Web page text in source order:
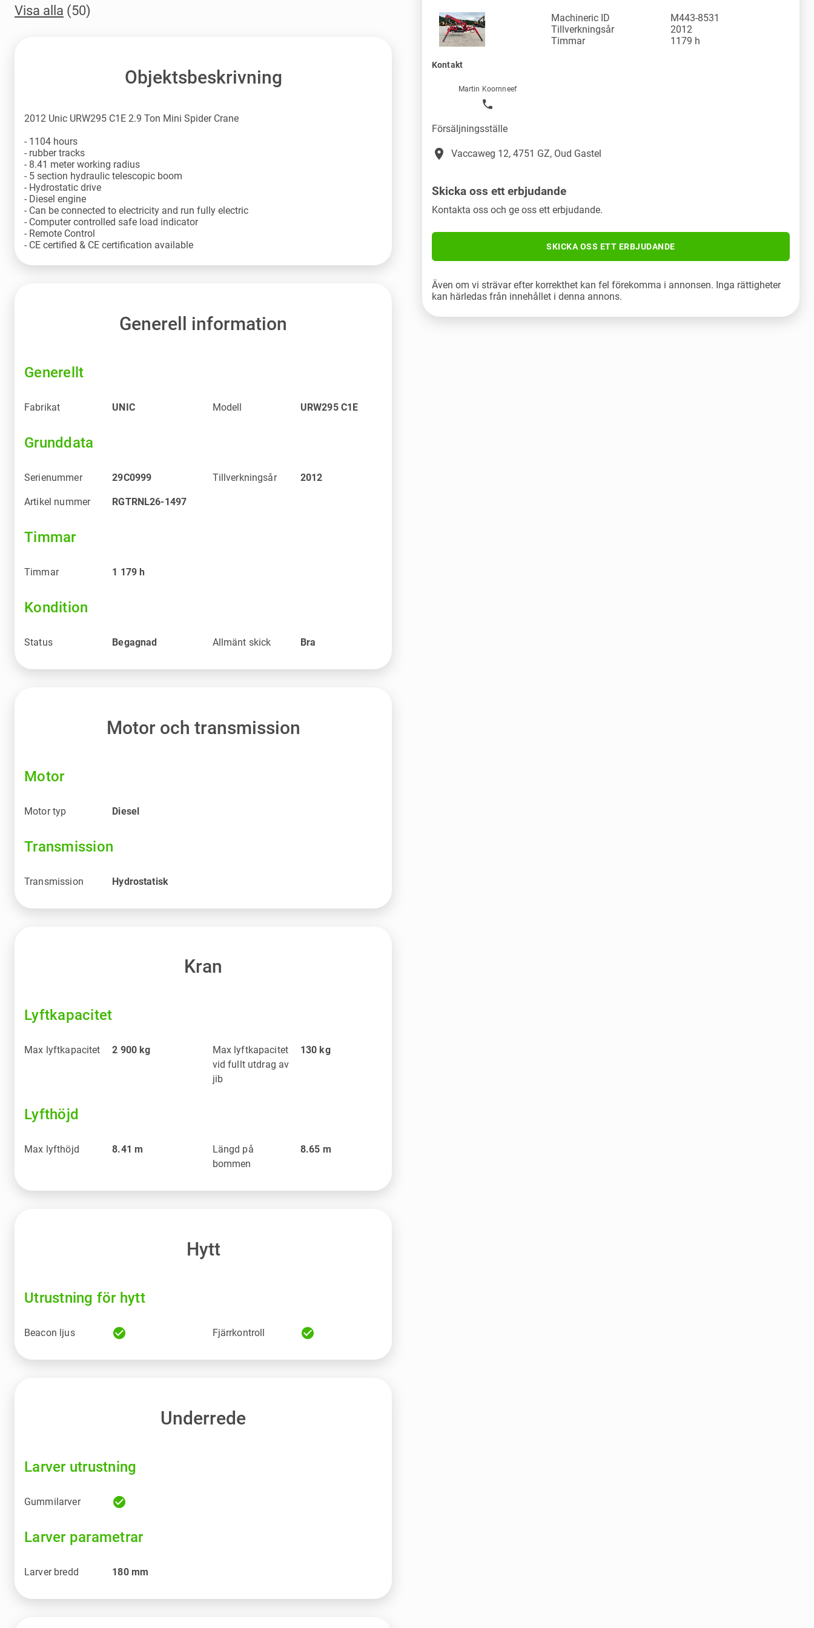
Visa alla (50)
Objektsbeskrivning
2012 Unic URW295 C1E 2.9 Ton Mini Spider Crane
- 1104 hours
- rubber tracks
- 8.41 meter working radius
- 5 section hydraulic telescopic boom
- Hydrostatic drive
- Diesel engine
- Can be connected to electricity and run fully electric
- Computer controlled safe load indicator
- Remote Control
- CE certified & CE certification available
Generell information
Generellt
Fabrikat UNIC Modell URW295 C1E
Grunddata
Serienummer 29C0999 Tillverkningsår 2012
Artikel nummer RGTRNL26-1497
Timmar
Timmar 1 179h
Kondition
Status Begagnad Allmänt skick Bra
Motor och transmission
Motor
Motor typ Diesel
Transmission
Transmission Hydrostatisk
Kran
Lyftkapacitet
Max lyftkapacitet 2 900 kg
Max lyftkapacitet
vid fullt utdrag av
jib
130 kg
Lyfthöjd
Max lyfthöjd 8.41 m
Längd på
bommen
8.65 m
Hytt
Utrustning för hytt
Beacon ljus check_circle Fjärrkontroll check_circle
Underrede
Larver utrustning
Gummilarver check_circle
Larver parametrar
Larver bredd 180 mm
Machineric ID
M443-8531
Tillverkningsår
2012
Timmar
1179 h
Kontakt
Martin Koornneef
Försäljningsställe
place Vaccaweg 12, 4751 GZ, Oud Gastel
Skicka oss ett erbjudande
Kontakta oss och ge oss ett erbjudande.
SKICKA OSS ETT ERBJUDANDE
Även om vi strävar efter korrekthet kan fel förekomma i annonsen. Inga rättigheter
kan härledas från innehållet i denna annons.